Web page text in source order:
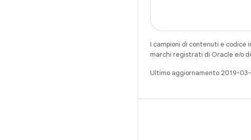
I campioni di contenuti e codice
marchi registrati di Oracle e/o
Ultimo aggiornamento 2019-03-